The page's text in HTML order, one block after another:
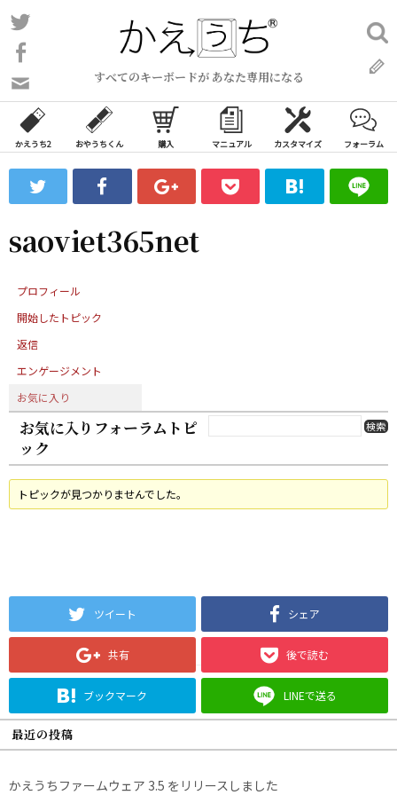
コ
ン
ン
ツ
ス
ッ
すべてのキーボードが あなた専用になる
い
合
わ
フ
ォ
ム
検
索:
かえうち2 おやうちくん 購入 マニュアル カスタマイズ フォーラム
saoviet365net
プロフィール
開始したトピック
返信
エンゲージメント
お気に入り
お気に入りフォーラムトピ
ック
トピックが見つかりませんでした。
ツイート シェア
共有 後で読む
ブックマーク LINEで送る
最近の投稿
かえうちファームウェア 3.5 をリリースしました